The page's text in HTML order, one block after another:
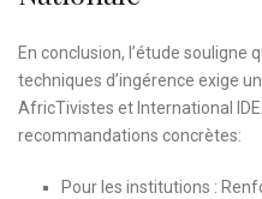
En conclusion, l’étude souligne
techniques d’ingérence exige
AfricTivistes et International
recommandations concrètes:
Pour les institutions :